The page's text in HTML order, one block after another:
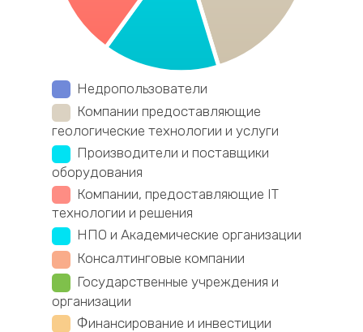
Недропользователи
Компании предоставляющие
геологические технологии и услуги
Производители и поставщики
оборудования
Компании, предоставляющие IT
технологии и решения
НПО и Академические организации
Консалтинговые компании
Государственные учреждения и
организации
Финансирование и инвестиции